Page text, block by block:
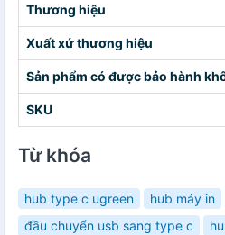
Thương hiệu
Xuất xứ thương hiệu
Sản phẩm có được bảo hành
SKU
Từ khóa
hub type c ugreen hub máy in
đầu chuyển usb sang type c